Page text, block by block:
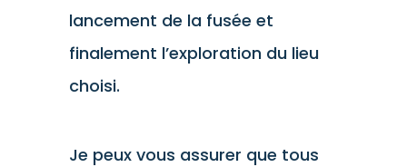
lancement de la fusée et
finalement l’exploration du lieu
choisi.
Je peux vous assurer que tous